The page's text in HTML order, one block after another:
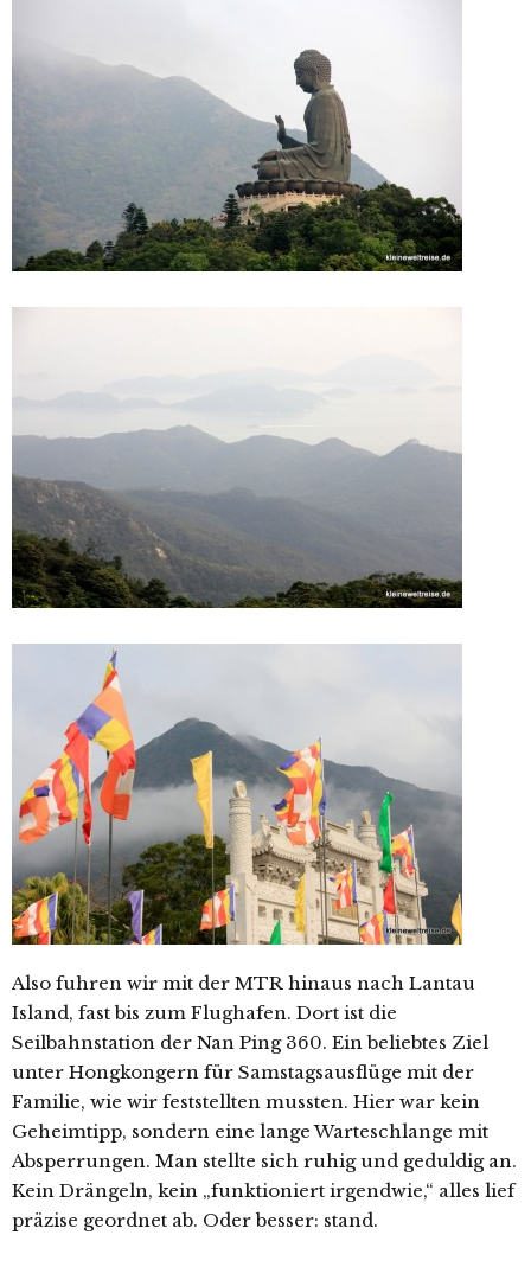
Also fuhren wir mit der MTR hinaus nach Lantau
Island, fast bis zum Flughafen. Dort ist die
Seilbahnstation der Nan Ping 360. Ein beliebtes Ziel
unter Hongkongern für Samstagsausflüge mit der
Familie, wie wir feststellten mussten. Hier war kein
Geheimtipp, sondern eine lange Warteschlange mit
Absperrungen. Man stellte sich ruhig und geduldig an.
Kein Drängeln, kein „funktioniert irgendwie,“ alles lief
präzise geordnet ab. Oder besser: stand.